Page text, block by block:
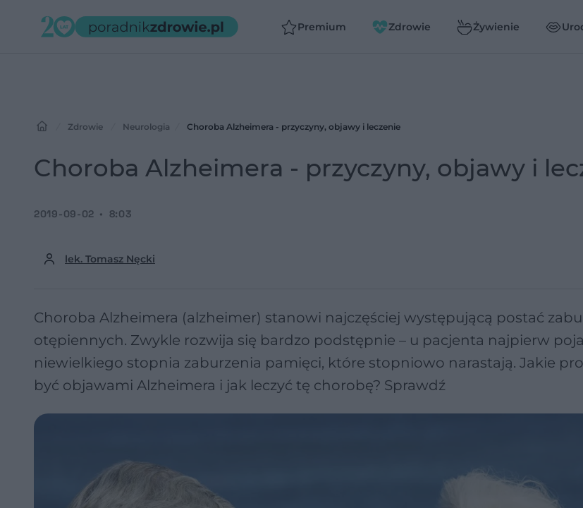
Premium Zdrowie Żywienie
Zdrowie Neurologia Choroba Alzheimera - przyczyny, objawy i leczenie
Choroba Alzheimera - przyczyny, objawy i
lek. Tomasz Nęcki
2019-09-02 8:03
Choroba Alzheimera (alzheimer) stanowi najczęściej występującą postać
otępiennych. Zwykle rozwija się bardzo podstępnie – u pacjenta najpierw
niewielkiego stopnia zaburzenia pamięci, które stopniowo narastają. Jakie
być objawami Alzheimera i jak leczyć tę chorobę? Sprawdź